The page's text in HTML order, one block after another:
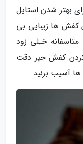
بهتر شدن استایل
کفش ها زیبایی بی
خیلی زود
کفش جیر دقت
آسیب بزنید.